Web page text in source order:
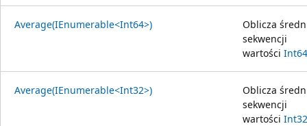
Average(IEnumerable<Int64>)
Oblicza
sekwencji
wartości Int64
Average(IEnumerable<Int32>)
Oblicza
sekwencji
wartości Int32